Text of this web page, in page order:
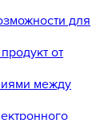
для
от
между